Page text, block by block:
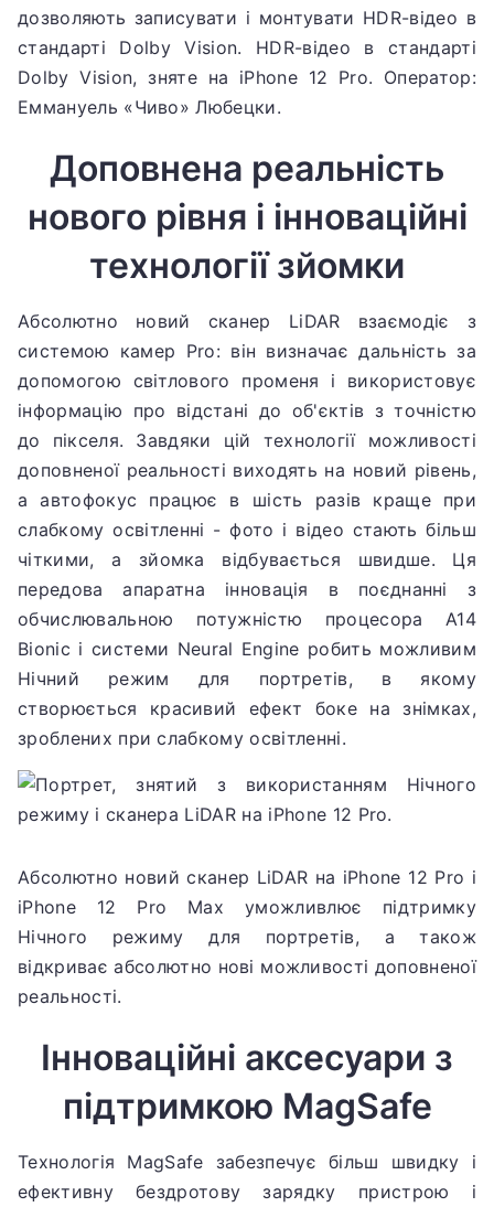
дозволяють записувати і монтувати HDR-відео в
стандарті Dolby Vision. HDR-відео в стандарті
Dolby Vision, зняте на iPhone 12 Pro. Оператор:
Еммануель «Чиво» Любецки.
Доповнена реальність
нового рівня і інноваційні
технології зйомки
Абсолютно новий сканер LiDAR взаємодіє з
системою камер Pro: він визначає дальність за
допомогою світлового променя і використовує
інформацію про відстані до об'єктів з точністю
до пікселя. Завдяки цій технології можливості
доповненої реальності виходять на новий рівень,
а автофокус працює в шість разів краще при
слабкому освітленні - фото і відео стають більш
чіткими, а зйомка відбувається швидше. Ця
передова апаратна інновація в поєднанні з
обчислювальною потужністю процесора A14
Bionic і системи Neural Engine робить можливим
Нічний режим для портретів, в якому
створюється красивий ефект боке на знімках,
зроблених при слабкому освітленні.
Абсолютно новий сканер LiDAR на iPhone 12 Pro і
iPhone 12 Pro Max уможливлює підтримку
Нічного режиму для портретів, а також
відкриває абсолютно нові можливості доповненої
реальності.
Інноваційні аксесуари з
підтримкою MagSafe
Технологія MagSafe забезпечує більш швидку і
ефективну бездротову зарядку пристрою і